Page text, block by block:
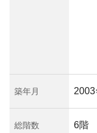
築年月 2003
総階数 6階